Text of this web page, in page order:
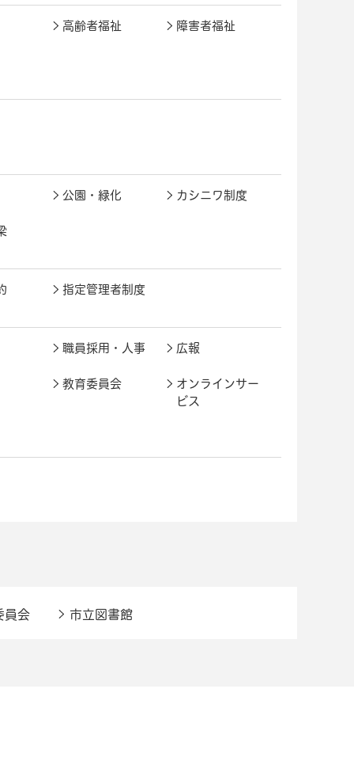
高齢者福祉 障害者福祉
公園・緑化 カシニワ制度
指定管理者制度
職員採用・人事 広報
教育委員会
オンラインサー
ビス
員会 市立図書館